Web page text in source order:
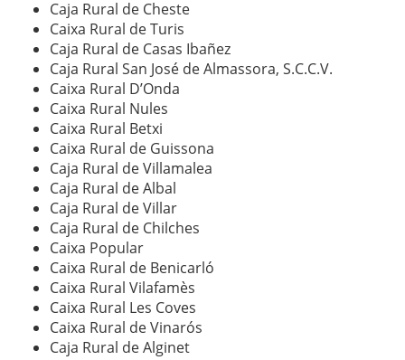
Caja Rural de Cheste
Caixa Rural de Turis
Caja Rural de Casas Ibañez
Caja Rural San José de Almassora, S.C.C.V.
Caixa Rural D’Onda
Caixa Rural Nules
Caixa Rural Betxi
Caixa Rural de Guissona
Caja Rural de Villamalea
Caja Rural de Albal
Caja Rural de Villar
Caja Rural de Chilches
Caixa Popular
Caixa Rural de Benicarló
Caixa Rural Vilafamès
Caixa Rural Les Coves
Caixa Rural de Vinarós
Caja Rural de Alginet